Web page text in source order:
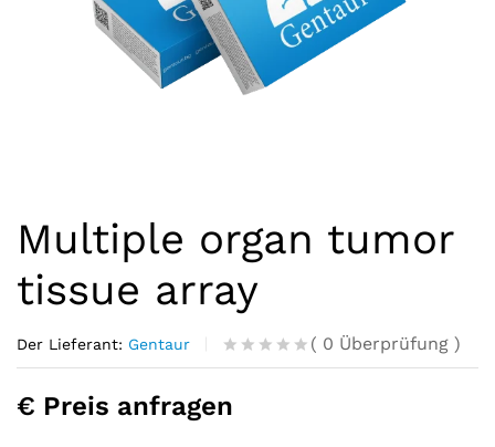
Multiple organ tumor
tissue array
Der Lieferant: Gentaur
R
t
0
( 0 Überprüfung )
€ Preis anfragen